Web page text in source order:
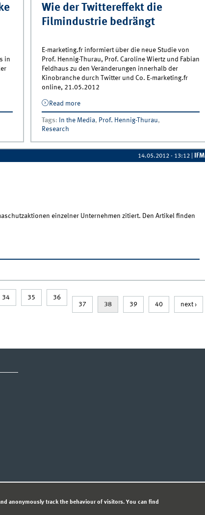
in
Wie der Twittereffekt die
Filmindustrie bedrängt
E-marketing.fr informiert über die neue Studie von
Prof. Hennig-Thurau, Prof. Caroline Wiertz und Fabian
Feldhaus zu den Veränderungen innerhalb der
Kinobranche durch Twitter und Co. E-marketing.fr
online, 21.05.2012
Read more
Filmindustrie bedrängt
Tags: In the Media, Prof. Hennig-Thurau,
Research
14.05.2012 - 13:12 IFM
einzelner Unternehmen zitiert. Den Artikel finden
34 35
36
37
38 39 40 next ›
anonymously track the behaviour of visitors. You can find